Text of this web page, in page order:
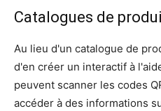
Catalogues de
Au lieu d'un catalogue de
d'en créer un interactif à
peuvent scanner les codes
accéder à des informations